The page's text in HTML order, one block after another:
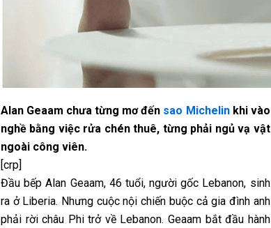
Alan Geaam chưa từng mơ đến sao Michelinkhi vào
nghề bằng việc rửa chén thuê, từng phải ngủ vạ vật
ngoài công viên.
[crp]
Đầu bếp Alan Geaam, 46 tuổi, người gốc Lebanon, sinh
ra ở Liberia. Nhưng cuộc nội chiến buộc cả gia đình anh
phải rời châu Phi trở về Lebanon. Geaam bắt đầu hành